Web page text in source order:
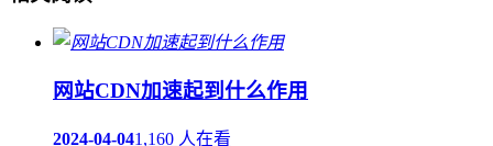
网站CDN加速起到什么作用
2024-04-041,160 人在看